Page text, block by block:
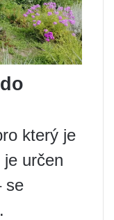
který je
určen
se